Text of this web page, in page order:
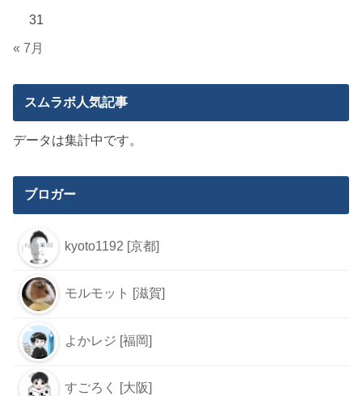
31
« 7月
スムラボ人気記事
データは集計中です。
ブロガー
kyoto1192 [京都]
モルモット [滋賀]
よかレジ [福岡]
すごろく [大阪]